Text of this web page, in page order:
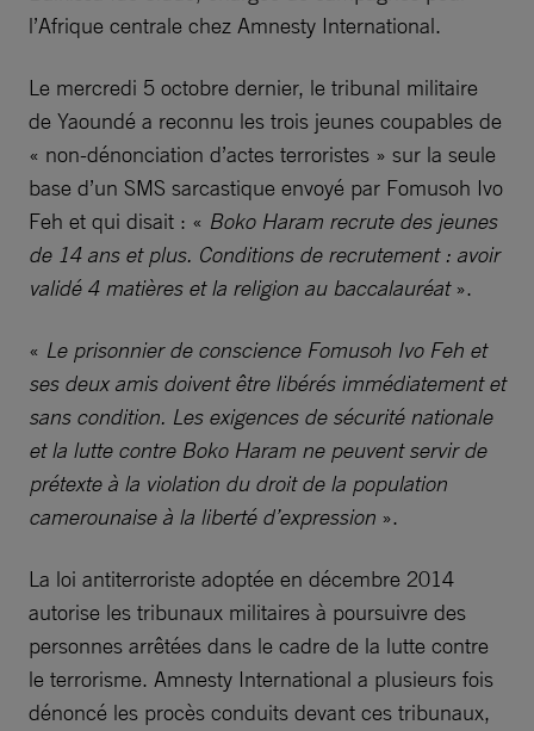
l’Afrique centrale chez Amnesty International.
Le mercredi 5 octobre dernier, le tribunal militaire
de Yaoundé a reconnu les trois jeunes coupables de
« non-dénonciation d’actes terroristes » sur la seule
base d’un SMS sarcastique envoyé par Fomusoh Ivo
Feh et qui disait : « Boko Haram recrute des jeunes
de 14 ans et plus. Conditions de recrutement : avoir
validé 4 matières et la religion au baccalauréat».
« Le prisonnier de conscience Fomusoh Ivo Feh et
ses deux amis doivent être libérés immédiatement et
sans condition. Les exigences de sécurité nationale
et la lutte contre Boko Haram ne peuvent servir de
prétexte à la violation du droit de la population
camerounaise à la liberté d’expression ».
La loi antiterroriste adoptée en décembre 2014
autorise les tribunaux militaires à poursuivre des
personnes arrêtées dans le cadre de la lutte contre
le terrorisme. Amnesty International a plusieurs fois
dénoncé les procès conduits devant ces tribunaux,